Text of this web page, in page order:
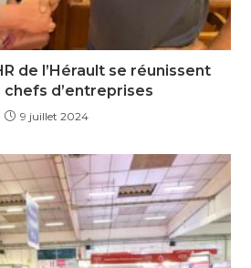
de l’Hérault se réunissent
chefs d’entreprises
9 juillet 2024